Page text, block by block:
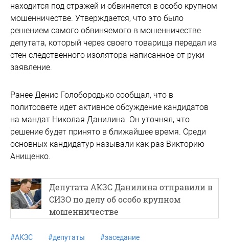
находится под стражей и обвиняется в особо крупном
мошенничестве. Утверждается, что это было
решением самого обвиняемого в мошенничестве
депутата, который через своего товарища передал из
стен следственного изолятора написанное от руки
заявление.
Ранее Денис Голобородько сообщал, что в
политсовете идет активное обсуждение кандидатов
на мандат Николая Данилина. Он уточнял, что
решение будет принято в ближайшее время. Среди
основных кандидатур называли как раз Викторию
Анищенко.
Депутата АКЗС Данилина отправили в
СИЗО по делу об особо крупном
мошенничестве
#АКЗС #депутаты #заседание